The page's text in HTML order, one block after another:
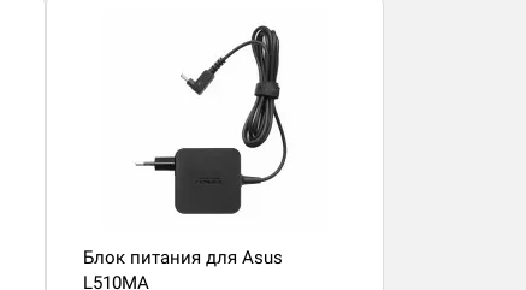
Блок питания для Asus
L510MA